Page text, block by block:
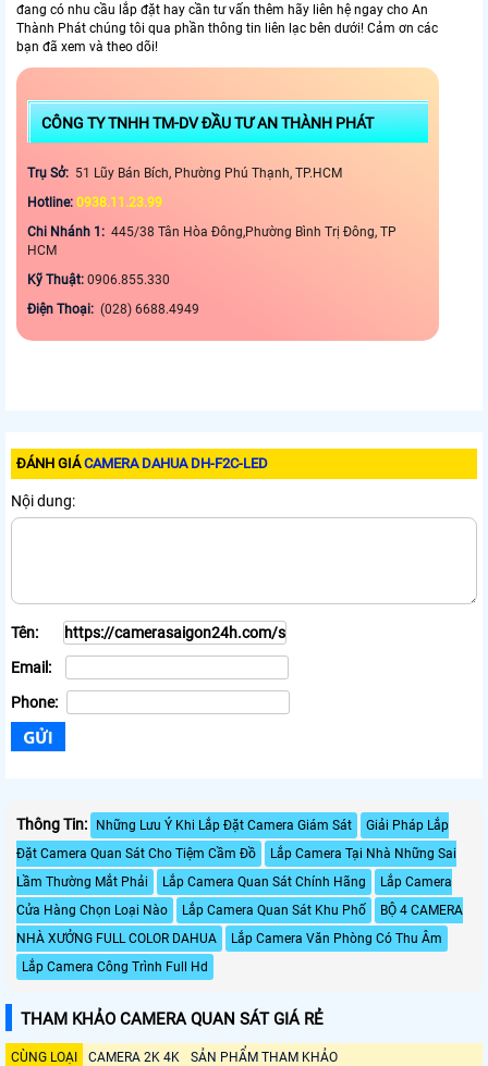
đang có nhu cầu lắp đặt hay cần tư vấn thêm hãy liên hệ ngay cho An
Thành Phát chúng tôi qua phần thông tin liên lạc bên dưới! Cảm ơn các
bạn đã xem và theo dõi!
CÔNG TY TNHH TM-DV ĐẦU TƯ AN THÀNH PHÁT
Trụ Sở: 51 Lũy Bán Bích, Phường Phú Thạnh, TP.HCM
Hotline: 0938.11.23.99
Chi Nhánh 1: 445/38 Tân Hòa Đông,Phường Bình Trị Đông, TP
HCM
Kỹ Thuật: 0906.855.330
Điện Thoại: (028) 6688.4949
ĐÁNH GIÁCAMERA DAHUA DH-F2C-LED
Nội dung:
Tên:
Email:
Phone:
Thông Tin: Những Lưu Ý Khi Lắp Đặt Camera Giám Sát
Giải Pháp Lắp
Đặt Camera Quan Sát Cho Tiệm Cầm Đồ
Lắp Camera Tại Nhà Những Sai
Lầm Thường Mắt Phải
Lắp Camera Quan Sát Chính Hãng
Lắp Camera
Cửa Hàng Chọn Loại Nào
Lắp Camera Quan Sát Khu Phố
BỘ 4 CAMERA
NHÀ XƯỞNG FULL COLOR DAHUA
Lắp Camera Văn Phòng Có Thu Âm
Lắp Camera Công Trình Full Hd
THAM KHẢO CAMERA QUAN SÁT GIÁ RẺ
CÙNG LOẠI CAMERA 2K 4K SẢN PHẨM THAM KHẢO